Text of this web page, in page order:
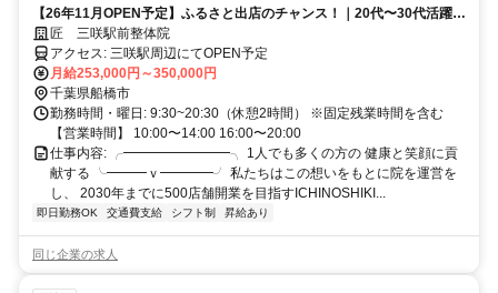
【26年11月OPEN予定】ふるさと出店のチャンス！｜20代〜30代活躍
中！｜無資格OK｜未経験から一流の治療家になれる手厚い研修サポート
あり｜店舗拡大中で最速でキャリアアップができる！週休2日制
匠 三咲駅前整体院
アクセス: 三咲駅周辺にてOPEN予定
月給253,000円～350,000円
千葉県船橋市
勤務時間・曜日: 9:30~20:30（休憩2時間） ※固定残業時間を含む
【営業時間】 10:00〜14:00 16:00〜20:00
仕事内容: ╭━━━━━━━━╮ 1人でも多くの方の 健康と笑顔に貢
献する ╰━━━ｖ━━━━╯ 私たちはこの想いをもとに院を運営を
し、 2030年までに500店舗開業を目指すICHINOSHIKI...
即日勤務OK 交通費支給 シフト制 昇給あり
同じ企業の求人